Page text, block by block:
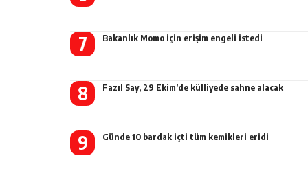
Bakanlık Momo için erişim engeli istedi
Fazıl Say, 29 Ekim’de külliyede sahne alacak
Günde 10 bardak içti tüm kemikleri eridi